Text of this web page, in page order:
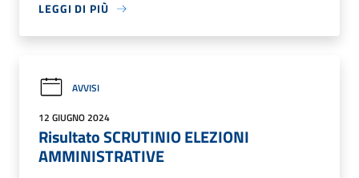
LEGGI DI PIÙ
AVVISI
12 GIUGNO 2024
Risultato SCRUTINIO ELEZIONI
AMMINISTRATIVE